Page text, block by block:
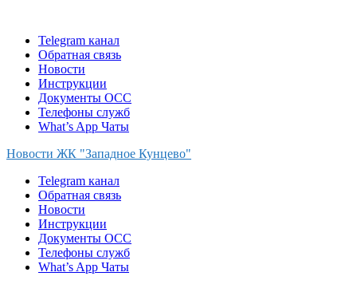
contentTelegram канал
Обратная связь
Новости
Инструкции
Документы ОСС
Телефоны служб
What’s App Чаты
Новости ЖК "Западное Кунцево"
Telegram канал
Обратная связь
Новости
Инструкции
Документы ОСС
Телефоны служб
What’s App Чаты